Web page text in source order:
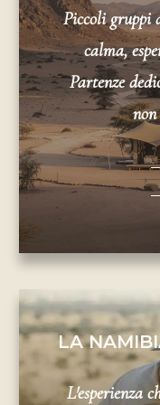
Piccoli gruppi
calma,
Partenze
LA
L'esperienza